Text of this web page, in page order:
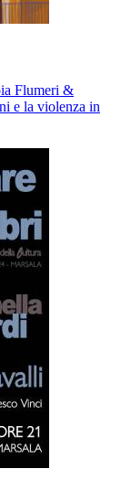
Flumeri &
e la violenza in